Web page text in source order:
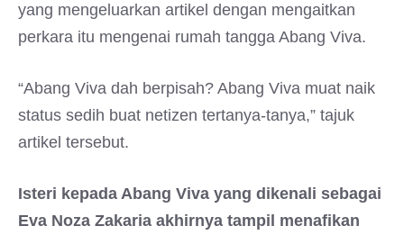
yang mengeluarkan artikel dengan mengaitkan
perkara itu mengenai rumah tangga Abang Viva.
“Abang Viva dah berpisah? Abang Viva muat naik
status sedih buat netizen tertanya-tanya,” tajuk
artikel tersebut.
Isteri kepada Abang Viva yang dikenali sebagai
Eva Noza Zakaria akhirnya tampil menafikan